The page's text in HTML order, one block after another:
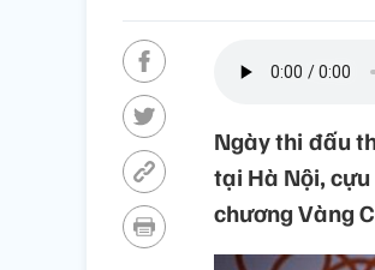
Ngày thi đấu
tại Hà Nội,
chương Vàng